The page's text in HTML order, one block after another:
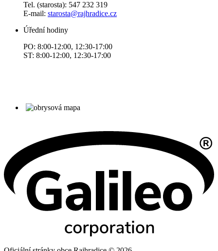
Tel. (starosta): 547 232 319
E-mail: starosta@rajhradice.cz
Úřední hodiny
PO: 8:00-12:00, 12:30-17:00
ST: 8:00-12:00, 12:30-17:00